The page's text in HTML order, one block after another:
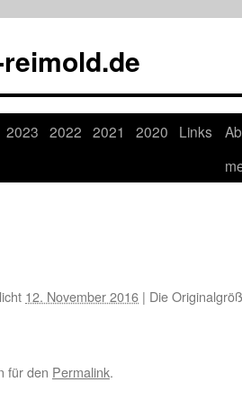
2023 2022 2021 2020 Links
12. November 2016 | Die
für den Permalink.